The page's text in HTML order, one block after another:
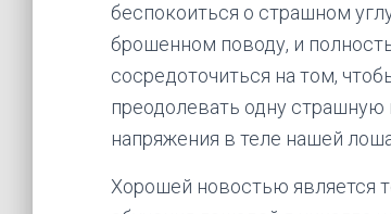
беспокоиться о страшном
брошенном поводу, и
сосредоточиться на том,
преодолевать одну
напряжения в теле нашей
Хорошей новостью является